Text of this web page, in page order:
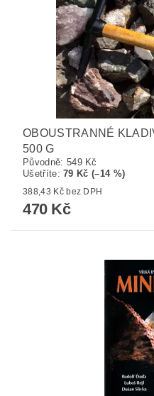
OBOUSTRANNÉ
500 G
Původně: 549 Kč
Ušetříte:79 Kč (–14 %)
388,43 Kč bez DPH
470 Kč